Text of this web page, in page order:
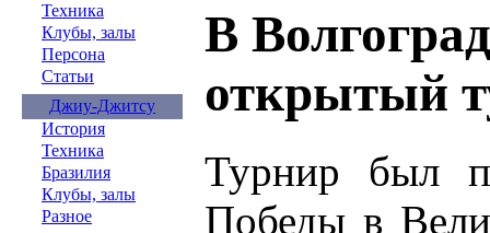
Техника
Клубы, залы
Персона
Статьи
Джиу-Джитсу
История
Техника
Бразилия
Клубы, залы
Разное
В
открытый
Турнир был
Победы в